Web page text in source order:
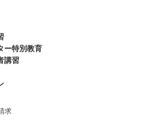
ー特別教育
講習
求